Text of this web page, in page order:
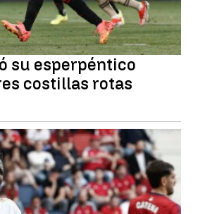
su esperpéntico
costillas rotas